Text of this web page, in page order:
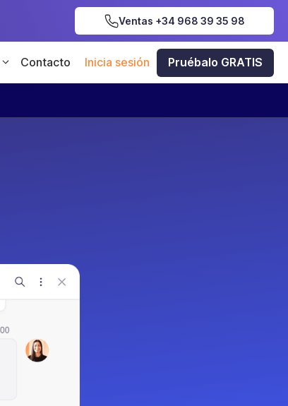
Ventas +34 968 39 35 98
Contacto Inicia sesión Pruébalo GRATIS